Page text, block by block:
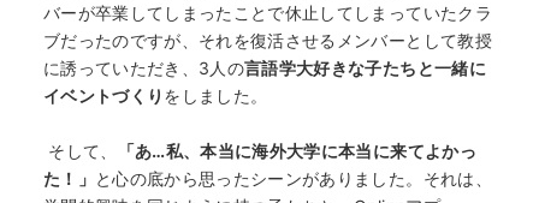
バーが卒業してしまったことで休止してしまっていたクラ
ブだったのですが、それを復活させるメンバーとして教授
に誘っていただき、3人の言語学大好きな子たちと一緒に
イベントづくり をしました。
そして、
「あ…私、本当に海外大学に本当に来てよかっ
た！」 と心の底から思ったシーンがありました。それは、